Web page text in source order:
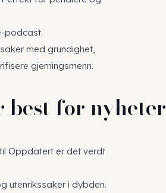
podcast.
med grundighet,
gjerningsmenn.
best for nyheter
Oppdatert er det verdt
utenrikssaker i dybden.